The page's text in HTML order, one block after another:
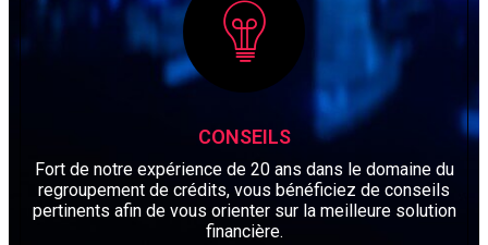
CONSEILS
Fort de notre expérience de 20 ans dans le domaine du
regroupement de crédits, vous bénéficiez de conseils
pertinents afin de vous orienter sur la meilleure solution
financière.